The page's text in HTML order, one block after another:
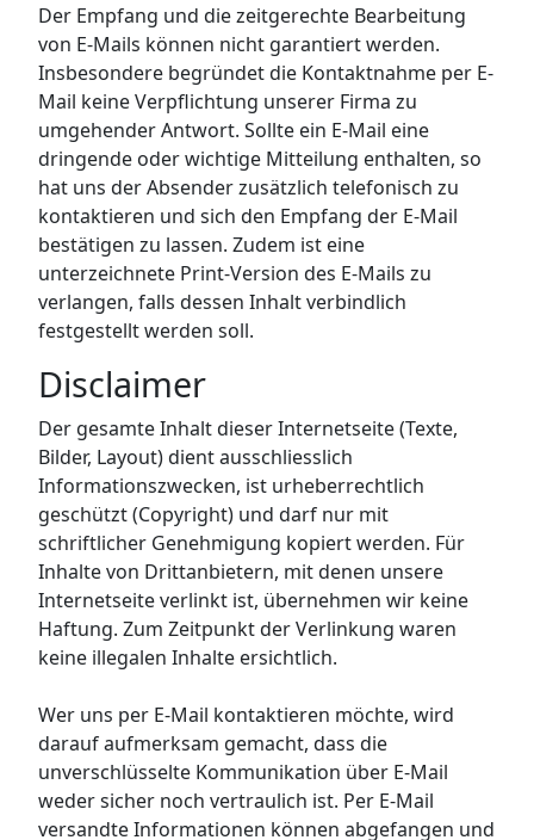
Der Empfang und die zeitgerechte Bearbeitung
von E-Mails können nicht garantiert werden.
Insbesondere begründet die Kontaktnahme per E-
Mail keine Verpflichtung unserer Firma zu
umgehender Antwort. Sollte ein E-Mail eine
dringende oder wichtige Mitteilung enthalten, so
hat uns der Absender zusätzlich telefonisch zu
kontaktieren und sich den Empfang der E-Mail
bestätigen zu lassen. Zudem ist eine
unterzeichnete Print-Version des E-Mails zu
verlangen, falls dessen Inhalt verbindlich
festgestellt werden soll.
Disclaimer
Der gesamte Inhalt dieser Internetseite (Texte,
Bilder, Layout) dient ausschliesslich
Informationszwecken, ist urheberrechtlich
geschützt (Copyright) und darf nur mit
schriftlicher Genehmigung kopiert werden. Für
Inhalte von Drittanbietern, mit denen unsere
Internetseite verlinkt ist, übernehmen wir keine
Haftung. Zum Zeitpunkt der Verlinkung waren
keine illegalen Inhalte ersichtlich.
Wer uns per E-Mail kontaktieren möchte, wird
darauf aufmerksam gemacht, dass die
unverschlüsselte Kommunikation über E-Mail
weder sicher noch vertraulich ist. Per E-Mail
versandte Informationen können abgefangen und